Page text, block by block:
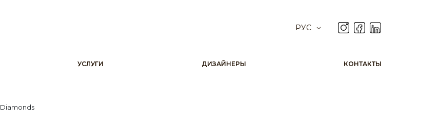
РУС
УСЛУГИ ДИЗАЙНЕРЫ КОНТАКТЫ
Diamonds